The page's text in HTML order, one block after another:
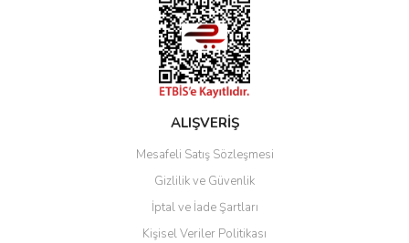
Gönder
ALIŞVERİŞ
Mesafeli Satış Sözleşmesi
Gizlilik ve Güvenlik
İptal ve İade Şartları
Kişisel Veriler Politikası